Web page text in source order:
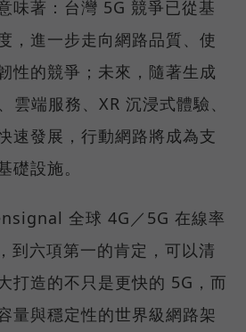
味著：台灣 5G 競爭已從基
，進一步走向網路品質、使
性的競爭；未來，隨著生成
端服務、XR 沉浸式體驗、
速發展，行動網路將成為支
礎設施。
全球 4G／5G 在線率
到六項第一的肯定，可以清
打造的不只是更快的 5G，而
量與穩定性的世界級網路架